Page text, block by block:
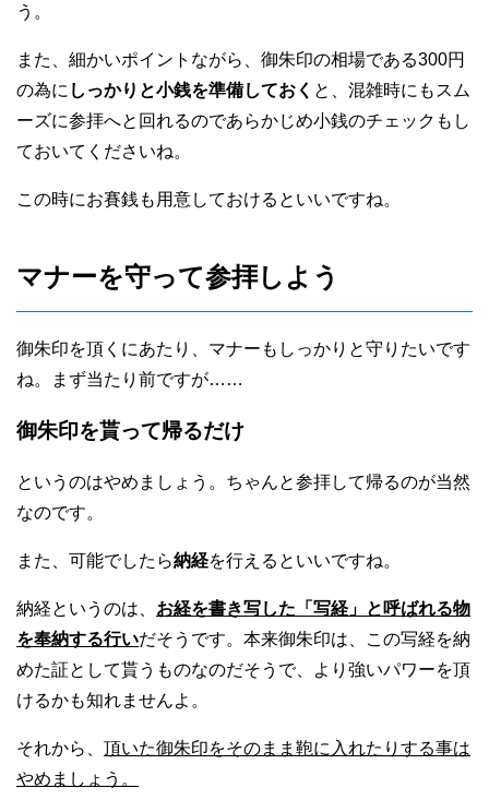
う。
また、細かいポイントながら、御朱印の相場である300円
の為に しっかりと小銭を準備しておく と、混雑時にもスム
ーズに参拝へと回れるのであらかじめ小銭のチェックもし
ておいてくださいね。
この時にお賽銭も用意しておけるといいですね。
マナーを守って参拝しよう
御朱印を頂くにあたり、マナーもしっかりと守りたいです
ね。まず当たり前ですが……
御朱印を貰って帰るだけ
というのはやめましょう。ちゃんと参拝して帰るのが当然
なのです。
また、可能でしたら納経を行えるといいですね。
納経というのは、 お経を書き写した「写経」と呼ばれる物
を奉納する行いだそうです。本来御朱印は、この写経を納
めた証として貰うものなのだそうで、より強いパワーを頂
けるかも知れませんよ。
それから、 頂いた御朱印をそのまま鞄に入れたりする事は
やめましょう。